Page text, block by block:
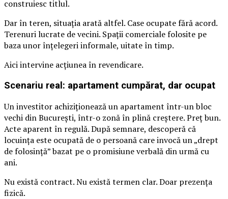
construiesc titlul.
Dar în teren, situația arată altfel. Case ocupate fără acord.
Terenuri lucrate de vecini. Spații comerciale folosite pe
baza unor înțelegeri informale, uitate în timp.
Aici intervine acțiunea în revendicare.
Scenariu real: apartament cumpărat, dar ocupat
Un investitor achiziționează un apartament într-un bloc
vechi din București, într-o zonă în plină creștere. Preț bun.
Acte aparent în regulă. După semnare, descoperă că
locuința este ocupată de o persoană care invocă un „drept
de folosință” bazat pe o promisiune verbală din urmă cu
ani.
Nu există contract. Nu există termen clar. Doar prezența
fizică.